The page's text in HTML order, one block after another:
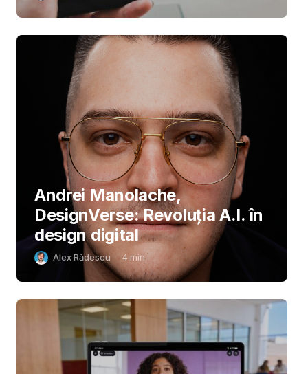
Andrei Manolache,
DesignVerse: Revoluția A.I. în
design digital
Alex Rădescu 4 min